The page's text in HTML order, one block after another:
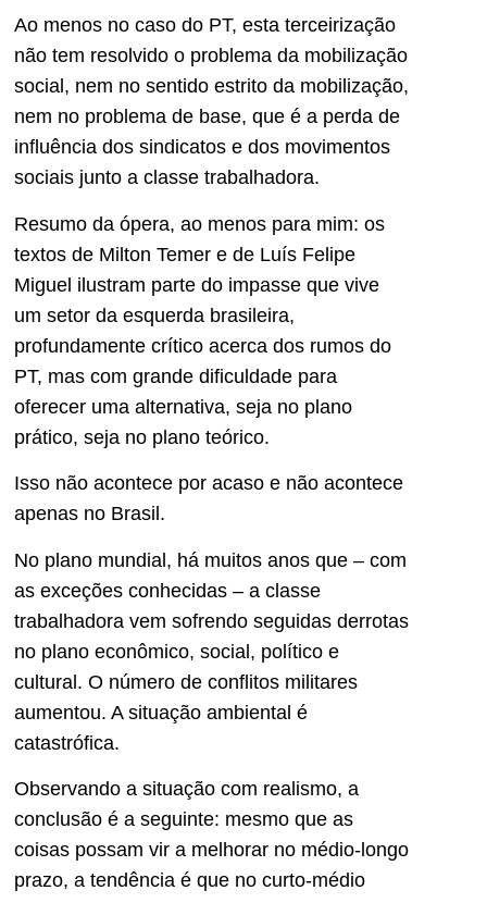
Ao menos no caso do PT, esta terceirização
não tem resolvido o problema da mobilização
social, nem no sentido estrito da mobilização,
nem no problema de base, que é a perda de
influência dos sindicatos e dos movimentos
sociais junto a classe trabalhadora.
Resumo da ópera, ao menos para mim: os
textos de Milton Temer e de Luís Felipe
Miguel ilustram parte do impasse que vive
um setor da esquerda brasileira,
profundamente crítico acerca dos rumos do
PT, mas com grande dificuldade para
oferecer uma alternativa, seja no plano
prático, seja no plano teórico.
Isso não acontece por acaso e não acontece
apenas no Brasil.
No plano mundial, há muitos anos que – com
as exceções conhecidas – a classe
trabalhadora vem sofrendo seguidas derrotas
no plano econômico, social, político e
cultural. O número de conflitos militares
aumentou. A situação ambiental é
catastrófica.
Observando a situação com realismo, a
conclusão é a seguinte: mesmo que as
coisas possam vir a melhorar no médio-longo
prazo, a tendência é que no curto-médio